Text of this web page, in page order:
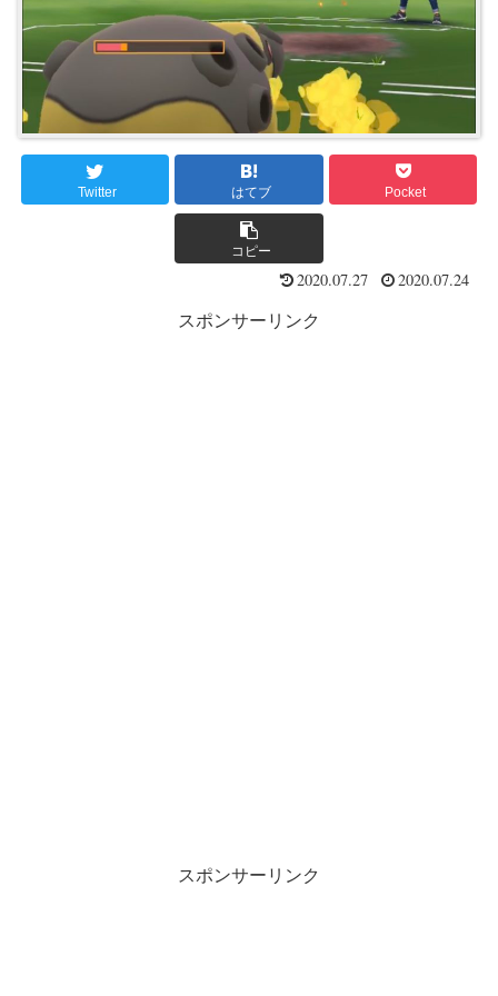
Twitter はてブ Pocket
コピー
2020.07.27 2020.07.24
スポンサーリンク
スポンサーリンク